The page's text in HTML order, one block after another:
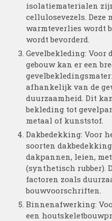
isolatiematerialen
cellulosevezels.
warmteverlies wordt
wordt bevorderd.
Gevelbekleding:
gebouw kan er een
afhankelijk van de
duurzaamheid. Dit
bekleding tot
metaal of kunststof.
Dakbedekking: Voor
soorten
dakpannen, leien,
(synthetisch rubber).
factoren zoals
bouwvoorschriften.
Binnenafwerking:
een